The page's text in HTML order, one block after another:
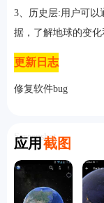
3、历史层:用户可以
据，了解地球的变化
更新日志
修复软件bug
应用 截图
Screenshot